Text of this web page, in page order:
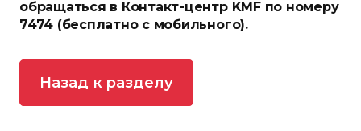
обращаться в Контакт-центр KMF по номеру
7474 (бесплатно с мобильного).
Назад к разделу